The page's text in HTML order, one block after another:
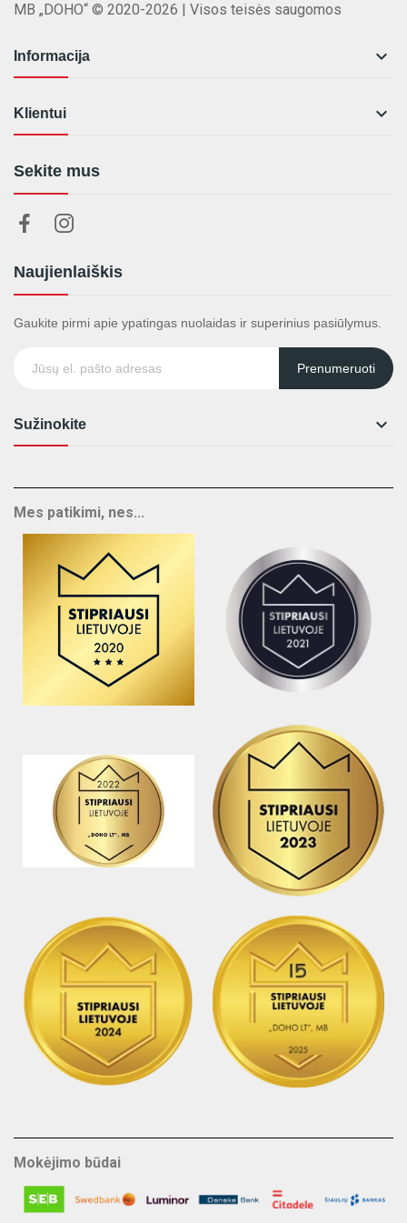
MB „DOHO“ © 2020-2026 | Visos teisės saugomos
Informacija 
Klientui 
Sekite mus
Naujienlaiškis
Gaukite pirmi apie ypatingas nuolaidas ir superinius pasiūlymus.
Prenumeruoti
Sužinokite 
Mes patikimi, nes...
Mokėjimo būdai